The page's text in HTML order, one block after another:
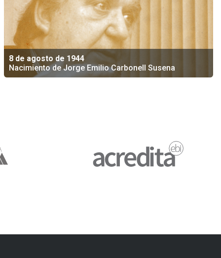
8 de agosto de 1944
Nacimiento de Jorge Emilio Carbonell Susena